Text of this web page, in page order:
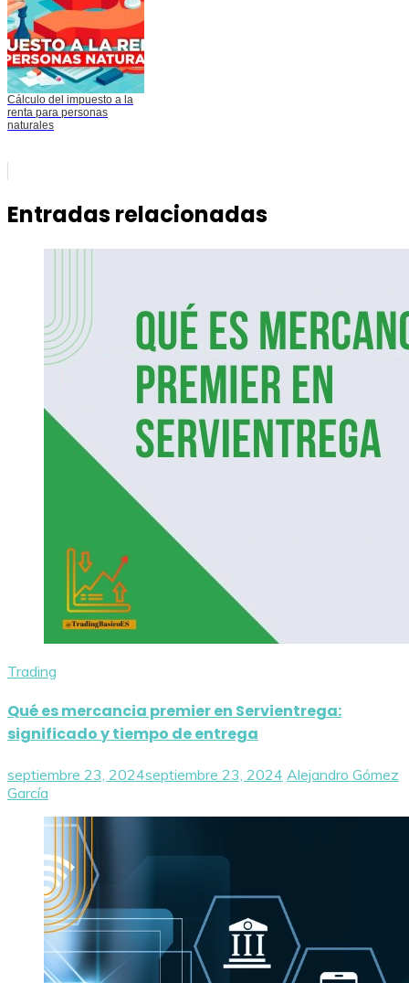
Cálculo del impuesto a la
renta para personas
naturales
Entradas relacionadas
Trading
Qué es mercancia premier en Servientrega:
significado y tiempo de entrega
septiembre 23, 2024septiembre 23, 2024 Alejandro Gómez
García